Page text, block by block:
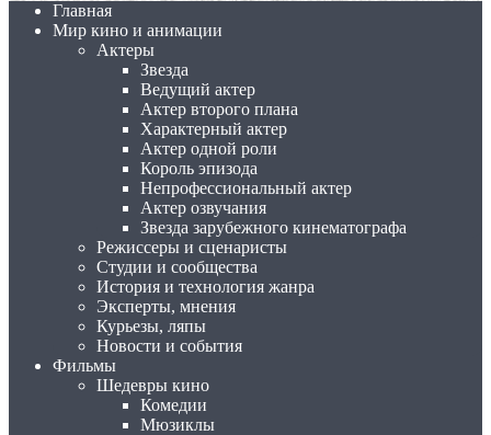
Главная
Мир кино и анимации
Актеры
Звезда
Ведущий актер
Актер второго плана
Характерный актер
Актер одной роли
Король эпизода
Непрофессиональный актер
Актер озвучания
Звезда зарубежного кинематографа
Режиссеры и сценаристы
Студии и сообщества
История и технология жанра
Эксперты, мнения
Курьезы, ляпы
Новости и события
Фильмы
Шедевры кино
Комедии
Мюзиклы